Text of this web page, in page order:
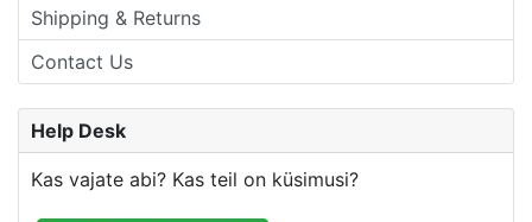
Shipping & Returns
Contact Us
Help Desk
Kas vajate abi? Kas teil on küsimusi?